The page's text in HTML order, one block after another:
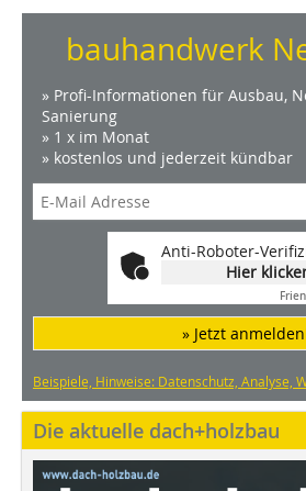
bauhandwerk
» Profi-Informationen für Ausbau,
Sanierung
» 1 x im Monat
» kostenlos und jederzeit kündbar
Anti-Roboter-
Hier
» Jetzt
Beispiele, Hinweise: Datenschutz, Analyse,
Die aktuelle dach+holzbau